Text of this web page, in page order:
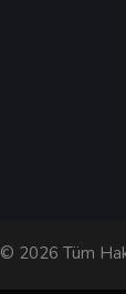
© 2026 Tüm